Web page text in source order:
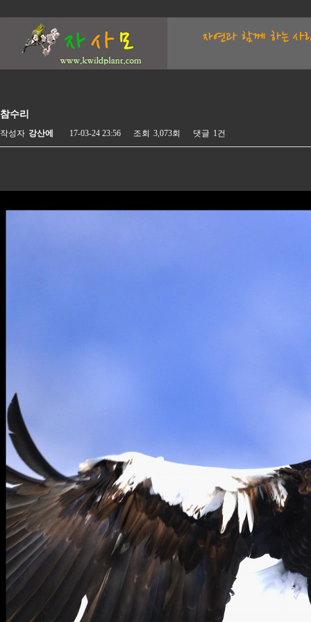
참수리
작성자 강산에 17-03-24 23:56 조회 3,073회 댓글 1건